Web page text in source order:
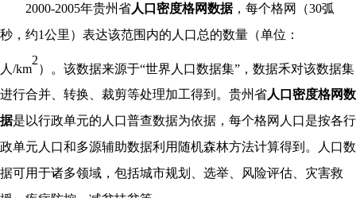
2000-2005年贵州省人口密度格网数据，每个格网（30弧
秒，约1公里）表达该范围内的人口总的数量（单位：
人/km
2
）。该数据来源于“世界人口数据集”，数据禾对该数据集
进行合并、转换、裁剪等处理加工得到。 贵州省人口密度格网数
据是以行政单元的人口普查数据为依据，每个格网人口是按各行
政单元人口和多源辅助数据利用随机森林方法计算得到。人口数
据可用于诸多领域，包括城市规划、选举、风险评估、灾害救